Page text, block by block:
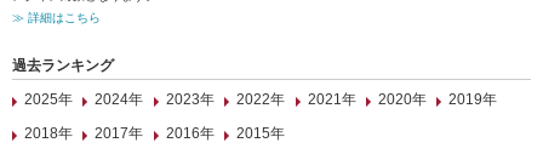
≫ 詳細はこちら
過去ランキング
2025年
2024年 2023年 2022年 2021年 2020年
2019年
2018年
2017年 2016年 2015年